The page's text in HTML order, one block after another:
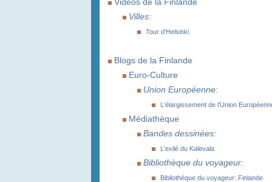
Villes:
Tour d'Helsinki
Blogs de la Finlande
Euro-Culture
Union Européenne:
L'élargissement de l'Union
Médiathèque
Bandes dessinées:
L'exilé du Kalevala
Bibliothèque du voyageur:
Bibliothèque du voyageur: Finlande